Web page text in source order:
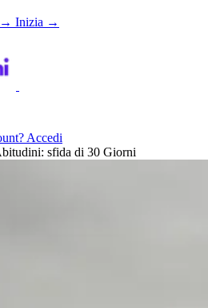
→ Inizia →
Accedi
sfida di 30 Giorni